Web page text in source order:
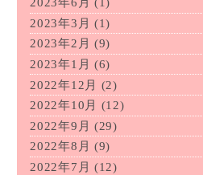
2023年6月 (1)
2023年3月 (1)
2023年2月 (9)
2023年1月 (6)
2022年12月
(2)
2022年10月
(12)
2022年9月 (29)
2022年8月 (9)
2022年7月 (12)